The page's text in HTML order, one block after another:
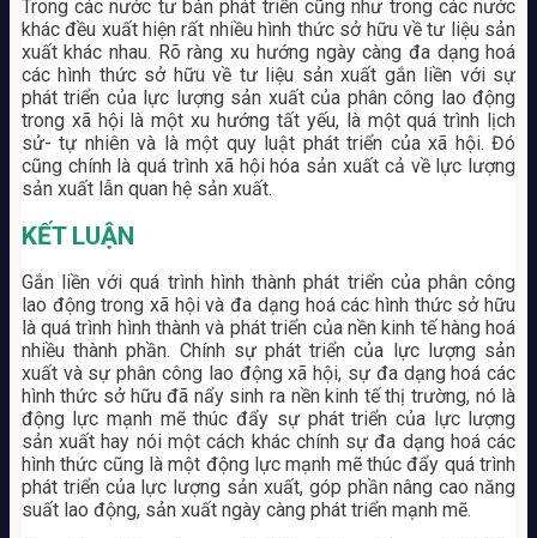
Trong các nước tư bản phát triển cũng như trong các nước
khác đều xuất hiện rất nhiều hình thức sở hữu về tư liệu sản
xuất khác nhau. Rõ ràng xu hướng ngày càng đa dạng hoá
các hình thức sở hữu về tư liệu sản xuất gắn liền với sự
phát triển của lực lượng sản xuất của phân công lao động
trong xã hội là một xu hướng tất yếu, là một quá trình lịch
sử- tự nhiên và là một quy luật phát triển của xã hội. Đó
cũng chính là quá trình xã hội hóa sản xuất cả về lực lượng
sản xuất lẫn quan hệ sản xuất.
KẾT LUẬN
Gắn liền với quá trình hình thành phát triển của phân công
lao động trong xã hội và đa dạng hoá các hình thức sở hữu
là quá trình hình thành và phát triển của nền kinh tế hàng hoá
nhiều thành phần. Chính sự phát triển của lực lượng sản
xuất và sự phân công lao động xã hội, sự đa dạng hoá các
hình thức sở hữu đã nẩy sinh ra nền kinh tế thị trường, nó là
động lực mạnh mẽ thúc đẩy sự phát triển của lực lượng
sản xuất hay nói một cách khác chính sự đa dạng hoá các
hình thức cũng là một động lực mạnh mẽ thúc đẩy quá trình
phát triển của lực lượng sản xuất, góp phần nâng cao năng
suất lao động, sản xuất ngày càng phát triển mạnh mẽ.